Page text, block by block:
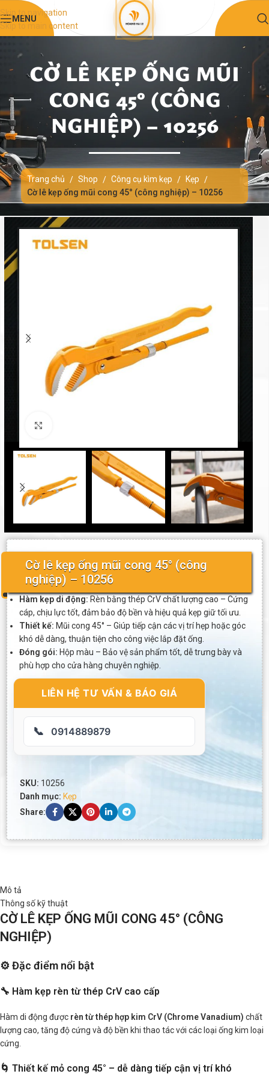
Skip to navigation
Skip to main content
MENU
CỜ LÊ KẸP ỐNG MŨI
CONG 45° (CÔNG
NGHIỆP) – 10256
Trang chủ / Shop / Công cụ kìm kẹp / Kẹp /
Cờ lê kẹp ống mũi cong 45° (công nghiệp) – 10256
Cờ lê kẹp ống mũi cong 45° (công
nghiệp) – 10256
Hàm kẹp di động: Rèn bằng thép CrV chất lượng cao – Cứng
cáp, chịu lực tốt, đảm bảo độ bền và hiệu quả kẹp giữ tối ưu.
Thiết kế: Mũi cong 45° – Giúp tiếp cận các vị trí hẹp hoặc góc
khó dễ dàng, thuận tiện cho công việc lắp đặt ống.
Đóng gói: Hộp màu – Bảo vệ sản phẩm tốt, dễ trưng bày và
phù hợp cho cửa hàng chuyên nghiệp.
LIÊN HỆ TƯ VẤN & BÁO GIÁ
📞 0914889879
SKU: 10256
Danh mục: Kẹp
Share:
Mô tả
Thông số kỹ thuật
CỜ LÊ KẸP ỐNG MŨI CONG 45° (CÔNG
NGHIỆP)
⚙️ Đặc điểm nổi bật
🔧 Hàm kẹp rèn từ thép CrV cao cấp
Hàm di động được rèn từ thép hợp kim CrV (Chrome Vanadium) chất
lượng cao, tăng độ cứng và độ bền khi thao tác với các loại ống kim loại
cứng.
🌀 Thiết kế mỏ cong 45° – dễ dàng tiếp cận vị trí khó